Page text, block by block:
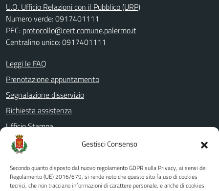
Gestisci Consenso
Secondo quanto disposto dal nuovo regolamento GDPR sulla Privacy, ai sensi del
Regolamento (UE) 2016/679, si rende noto che questo sito fa uso di cookies
tecnici, che non tracciano informazioni di carattere personale, e anche di cookies
U.O. Ufficio Relazioni con il Pubblico (URP)
Numero verde: 0917401111
PEC: protocollo@cert.comune.palermo.it
Centralino unico: 0917401111
Leggi le FAQ
Prenotazione appuntamento
Segnalazione disservizio
Richiesta assistenza
Ufficio Stampa
Amministrazione Trasparente
Albo pretorio
Informativa privacy
Note legali